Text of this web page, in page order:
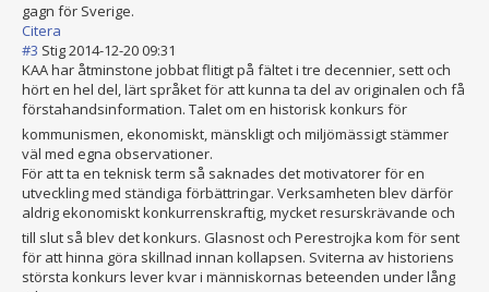
gagn för Sverige.
Citera
#3 Stig2014-12-20 09:31
KAA har åtminstone jobbat flitigt på fältet i tre decennier, sett och
hört en hel del, lärt språket för att kunna ta del av originalen och få
förstahandsinformation. Talet om en historisk konkurs för
kommunismen, ekonomiskt, mänskligt och miljömässigt stämmer
väl med egna observationer.
För att ta en teknisk term så saknades det motivatorer för en
utveckling med ständiga förbättringar. Verksamheten blev därför
aldrig ekonomiskt konkurrenskraftig, mycket resurskrävande och
till slut så blev det konkurs. Glasnost och Perestrojka kom för sent
för att hinna göra skillnad innan kollapsen. Sviterna av historiens
största konkurs lever kvar i människornas beteenden under lång